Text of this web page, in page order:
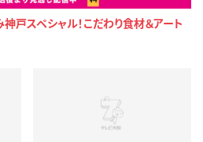
神戸スペシャル！こだわり食材＆アート